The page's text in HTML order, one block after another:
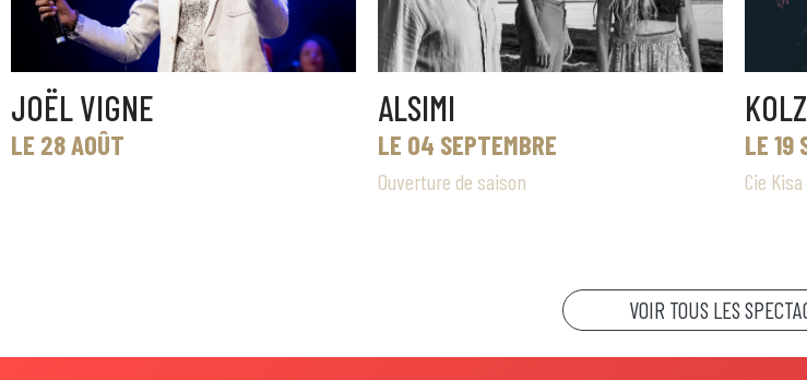
JOËL VIGNE
LE 28 AOÛT
ALSIMI
LE 04 SEPTEMBRE
Ouverture de saison
LE 19
Cie
VOIR TOUS LES